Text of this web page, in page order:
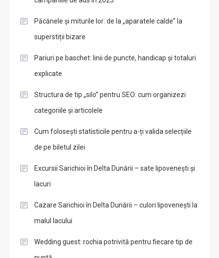
Păcănele și miturile lor: de la „aparatele calde” la
superstiții bizare
Pariuri pe baschet: linii de puncte, handicap și totaluri
explicate
Structura de tip „silo” pentru SEO: cum organizezi
categoriile și articolele
Cum folosești statisticile pentru a-ți valida selecțiile
de pe biletul zilei
Excursii Sarichioi în Delta Dunării – sate lipovenești și
lacuri
Cazare Sarichioi în Delta Dunării – culori lipovenești la
malul lacului
Wedding guest: rochia potrivită pentru fiecare tip de